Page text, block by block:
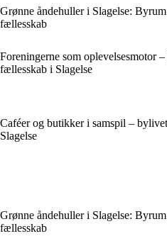
Grønne åndehuller i Slagelse:
fællesskab
Foreningerne som oplevelsesmotor
fællesskab i Slagelse
Caféer og butikker i samspil –
Slagelse
Grønne åndehuller i Slagelse:
fællesskab